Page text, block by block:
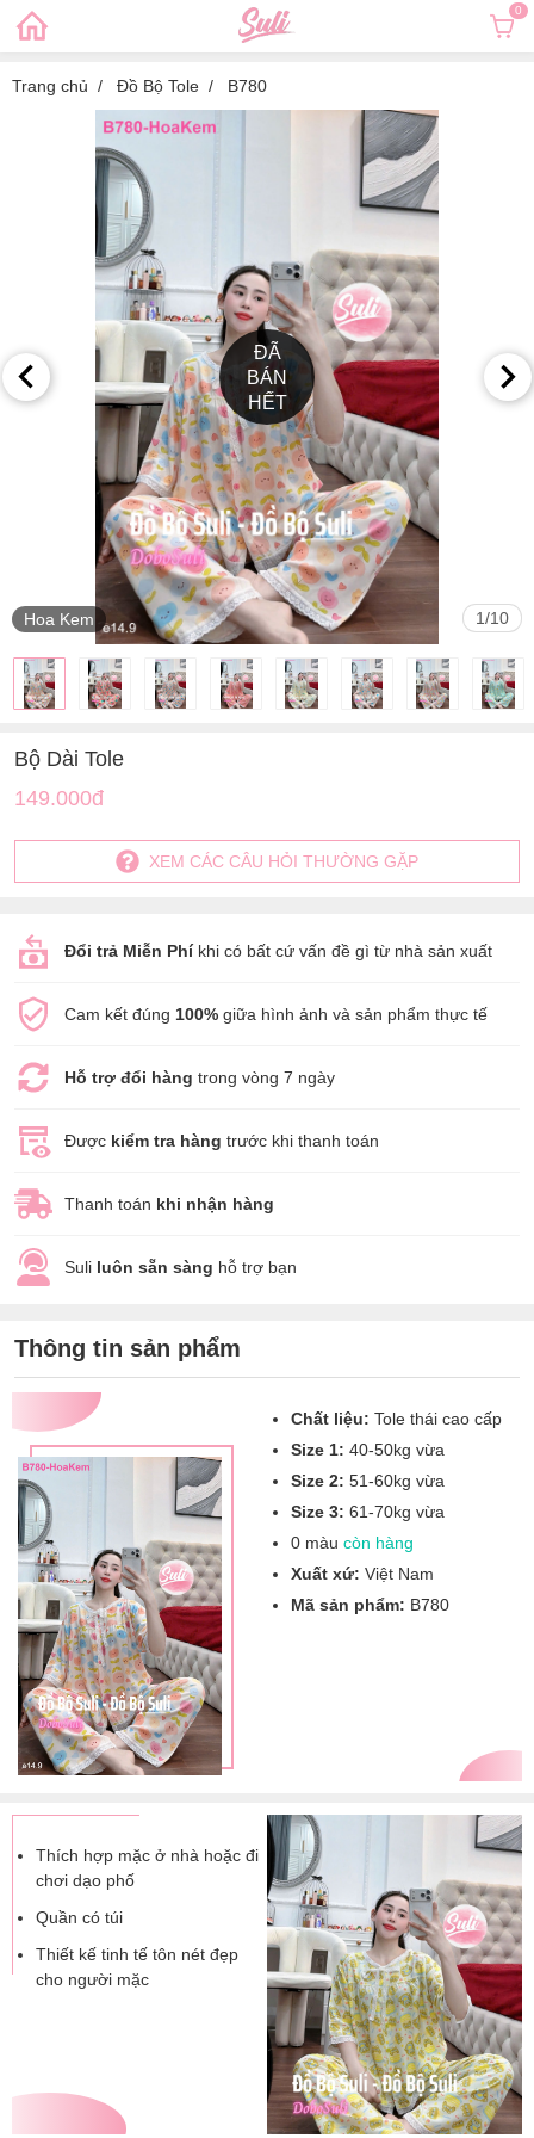
0
Trang chủ Đồ Bộ Tole B780
ĐÃ
BÁN
HẾT
1/10
Hoa Kem
Bộ Dài Tole
149.000đ
XEM CÁC CÂU HỎI THƯỜNG GẶP
Đổi trả Miễn Phíkhi có bất cứ vấn đề gì từ nhà sản xuất
Cam kết đúng 100% giữa hình ảnh và sản phẩm thực tế
Hỗ trợ đổi hàng trong vòng 7 ngày
Được kiểm tra hàng trước khi thanh toán
Thanh toán khi nhận hàng
Suli luôn sẵn sàng hỗ trợ bạn
Thông tin sản phẩm
Chất liệu: Tole thái cao cấp
Size 1: 40-50kg vừa
Size 2: 51-60kg vừa
Size 3: 61-70kg vừa
0 màu còn hàng
Xuất xứ: Việt Nam
Mã sản phẩm: B780
Thích hợp mặc ở nhà hoặc đi
chơi dạo phố
Quần có túi
Thiết kế tinh tế tôn nét đẹp
cho người mặc